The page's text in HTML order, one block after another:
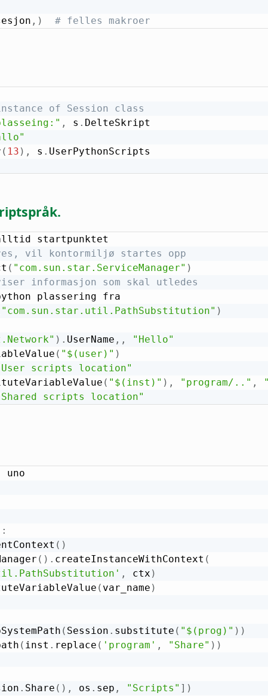
, ) # felles makroer
of Session class
, s . DelteSkript
( 13 ) , s .
vil kontormiljø startes opp
( "com.sun.star.ServiceManager" )
informasjon som skal utledes
"com.sun.star.util.PathSubstitution" )
) . UserName , ,
"Hello"
( "$(user)" )
scripts location"
( "$(inst)" ) , "program/.." ,
scripts location"
uno
:
( )
( ) . createInstanceWithContext (
, ctx )
( var_name )
( Session . substitute ( "$(prog)" ) )
( inst . replace ( 'program' , "Share" ) )
. Share ( ) , os . sep , "Scripts" ] )